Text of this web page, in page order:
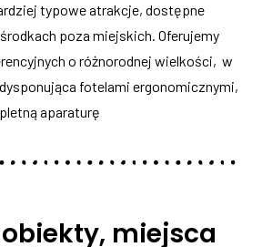
typowe atrakcje, dostępne
poza miejskich. Oferujemy
o różnorodnej wielkości, w
fotelami ergonomicznymi,
aparaturę
miejsca